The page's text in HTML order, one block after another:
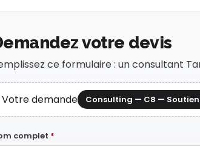
votre devis
ce formulaire : un consultant
Votre demande Consulting — C8 —
complet *